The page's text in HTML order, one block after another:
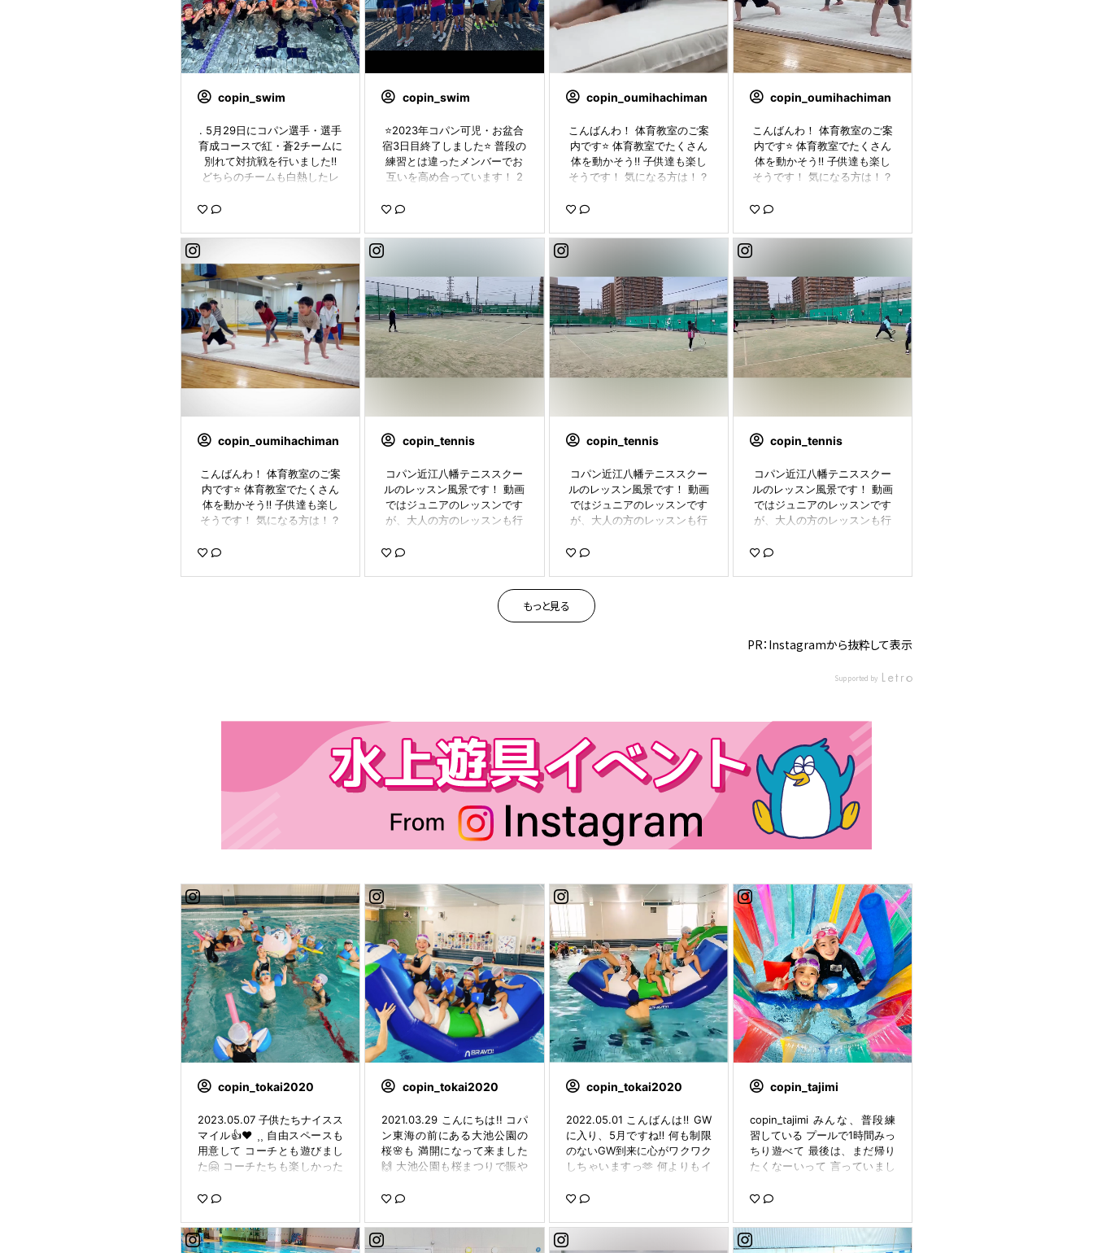
copin_swim
. 5月29日にコパン選手・選手
育成コースで紅・蒼2チームに
別れて対抗戦を行いました‼️
どちらのチームも白熱したレ
👏 結果は54対54でまさかの同
一騎打ちで決着をつけまし
🎉 対抗戦は定期的に開催して
いきます！ 今回は参加出来な
かった選手の参加もお待ちし
てます✨ ①全員の集合写真
②リレーの入場シーン ③蒼
チームの様子 ④紅チームの様
子 ⑤各チームリーダーによる
同点決勝です #コパン #コパ
ン可児 #選手 #選手育成 #対抗
れるほど騒いでた #また参加
copin_swim
⭐️2023年コパン可児・お盆合
宿3日目終了しました⭐️ 普段の
練習とは違ったメンバーでお
互いを高め合っています！ 2
見てモチベーションアップ‼️
して選手が成長が出来るよ
ぞー！、おー！】 #コパン可
児 #コパン羽島 #コパン近江
八幡 #お盆合宿 #青春 #水泳#
競泳
copin_oumihachiman
こんばんわ！ 体育教室のご案
内です⭐️ 体育教室でたくさん
体を動かそう‼️ 子供達も楽し
そうです！ 気になる方は！？
加をお待ちしております✨ #コ
n#コパン#体育教室#体操教室
#スポーツクラブ#copin_hm0
copin_oumihachiman
こんばんわ！ 体育教室のご案
内です⭐️ 体育教室でたくさん
体を動かそう‼️ 子供達も楽し
そうです！ 気になる方は！？
加をお待ちしております✨ #コ
n#コパン#体育教室#体操教室
#スポーツクラブ#copin_hm0
copin_oumihachiman
こんばんわ！ 体育教室のご案
内です⭐️ 体育教室でたくさん
体を動かそう‼️ 子供達も楽し
そうです！ 気になる方は！？
加をお待ちしております✨ #コ
copin_tennis
コパン近江八幡テニススクー
ルのレッスン風景です！ 動画
ではジュニアのレッスンです
が、大人の方のレッスンも行
クール #tennis #tennisschoo
opin #コパン #コパン近江八
幡 #コパン近江八幡テニスス
copin_tennis
コパン近江八幡テニススクー
ルのレッスン風景です！ 動画
ではジュニアのレッスンです
が、大人の方のレッスンも行
クール #tennis #tennisschoo
opin #コパン #コパン近江八
幡 #コパン近江八幡テニスス
copin_tennis
コパン近江八幡テニススクー
ルのレッスン風景です！ 動画
ではジュニアのレッスンです
が、大人の方のレッスンも行
クール #tennis #tennisschoo
in_hy0925
もっと見る
PR：Instagramから抜粋して表示
Supported by
copin_tokai2020
2023.05.07 子供たちナイスス
マイル👍‪‪❤︎‬ ⸒⸒ 自由スペースも
用意して コーチとも遊びまし
た🤗 コーチたちも楽しかった
ン#コパンスポーツクラブ#コ
市#スポーツクラブ#24時間ジ
ム#水上遊具#bravo#イベント
copin_tokai2020
2021.03.29 こんにちは!! コパ
ン東海の前にある大池公園の
桜🌸も 満開になって来ました
🙌 大池公園も桜まつりで賑や
🤫🤫🤫 実はコパン東海3階の
が 見れます！🌸 上から見下ろ
すことが出来ます🥰 運動しな
copin_tokai2020
2022.05.01 こんばんは‼️ GW
に入り、5月ですね‼️ 何も制限
のないGW到来に心がワクワク
しちゃいますっ🫶 何よりもイ
嬉しいです♡♡♡ そんな今
具イベントを 行いました！朝
から3回行いました！ 楽しみ
copin_tajimi
copin_tajimi みんな、普段練
習している プールで1時間みっ
ちり遊べて 最後は、まだ帰り
たくなーいって 言っていまし
#コパン多治見#多治見市#イ
プール開放#楽しい#遊び#家
族#可愛い#copin_mi1005